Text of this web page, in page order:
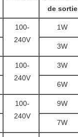
de sortie
100-
240V
1W
3W
100-
240V
3W
6W
100-
240V
9W
7W